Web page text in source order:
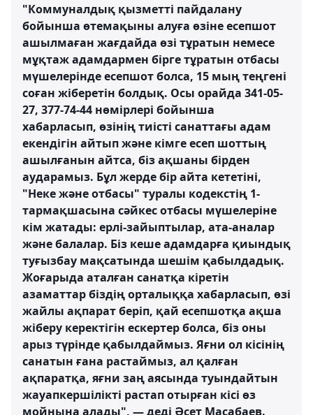
"Коммуналдық қызметті пайдалану
бойынша өтемақыны алуға өзіне есепшот
ашылмаған жағдайда өзі тұратын немесе
мұқтаж адамдармен бірге тұратын отбасы
мүшелерінде есепшот болса, 15 мың теңгені
соған жіберетін болдық. Осы орайда 341-05-
27, 377-74-44 нөмірлері бойынша
хабарласып, өзінің тиісті санаттағы адам
екендігін айтып және кімге есеп шоттың
ашылғанын айтса, біз ақшаны бірден
аударамыз. Бұл жерде бір айта кететіні,
"Неке және отбасы" туралы кодекстің 1-
тармақшасына сәйкес отбасы мүшелеріне
кім жатады: ерлі-зайыптылар, ата-аналар
және балалар. Біз кеше адамдарға қиындық
туғызбау мақсатында шешім қабылдадық.
Жоғарыда аталған санатқа кіретін
азаматтар біздің орталыққа хабарласып, өзі
жайлы ақпарат беріп, қай есепшотқа ақша
жіберу керектігін ескертер болса, біз оны
арыз түрінде қабылдаймыз. Яғни ол кісінің
санатын ғана растаймыз, ал қалған
ақпаратқа, яғни заң аясында туындайтын
жауапкершілікті растап отырған кісі өз
мойнына алады", — деді Әсет Масабаев.